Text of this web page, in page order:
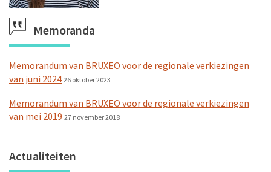
Memoranda
Memorandum van BRUXEO voor de regionale verkiezingen
van juni 2024 26 oktober 2023
Memorandum van BRUXEO voor de regionale verkiezingen
van mei 2019 27 november 2018
Actualiteiten